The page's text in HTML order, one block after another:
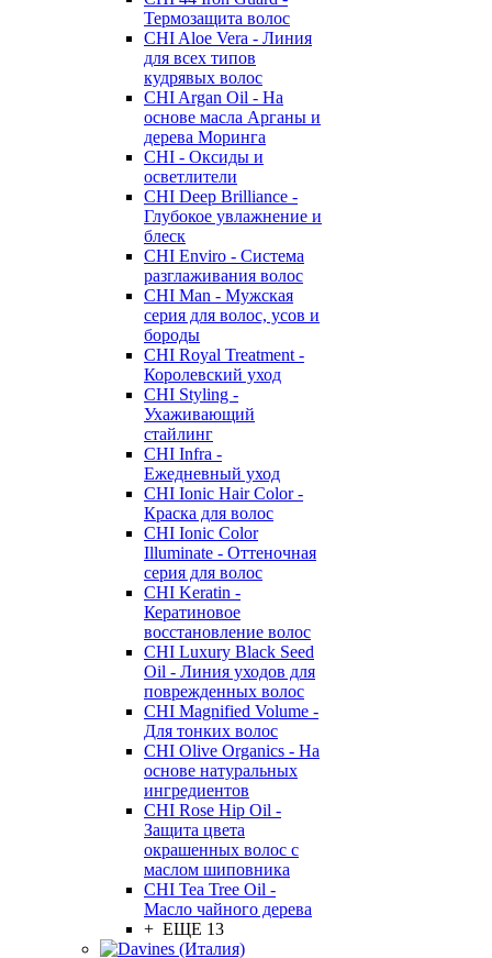
Термозащита волос
CHI Aloe Vera - Линия
для всех типов
кудрявых волос
CHI Argan Oil - На
основе масла Арганы и
дерева Моринга
CHI - Оксиды и
осветлители
CHI Deep Brilliance -
Глубокое увлажнение и
блеск
CHI Enviro - Система
разглаживания волос
CHI Man - Мужская
серия для волос, усов и
бороды
CHI Royal Treatment -
Королевский уход
CHI Styling -
Ухаживающий
стайлинг
CHI Infra -
Ежедневный уход
CHI Ionic Hair Color -
Краска для волос
CHI Ionic Color
Illuminate - Оттеночная
серия для волос
CHI Keratin -
Кератиновое
восстановление волос
CHI Luxury Black Seed
Oil - Линия уходов для
поврежденных волос
CHI Magnified Volume -
Для тонких волос
CHI Olive Organics - На
основе натуральных
ингредиентов
CHI Rose Hip Oil -
Защита цвета
окрашенных волос с
маслом шиповника
CHI Tea Tree Oil -
Масло чайного дерева
+ ЕЩЕ 13